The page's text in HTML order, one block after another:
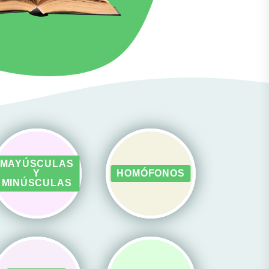
MAYÚSCULAS
Y
MINÚSCULAS
HOMÓFONOS